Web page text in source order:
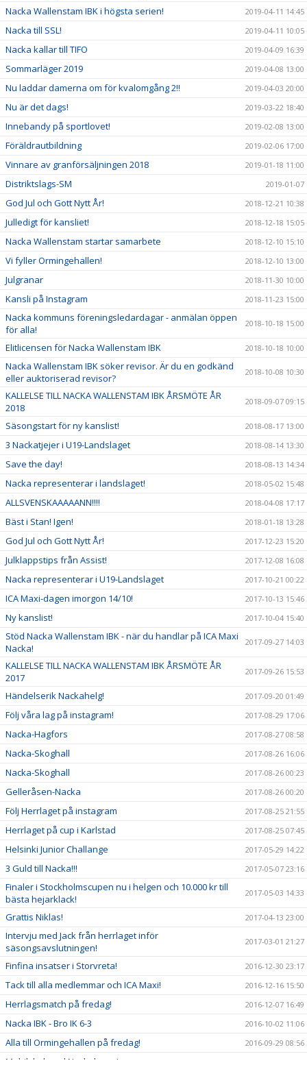
Nacka Wallenstam IBK i högsta serien! 2019-04-11 14:45
Nacka till SSL! 2019-04-11 10:05
Nacka kallar till TIFO 2019-04-09 16:39
Sommarläger 2019 2019-04-08 13:00
Nu laddar damerna om för kvalomgång 2!! 2019-04-03 20:00
Nu är det dags! 2019-03-22 18:40
Innebandy på sportlovet! 2019-02-08 13:00
Föräldrautbildning 2019-02-06 17:00
Vinnare av granförsäljningen 2018 2019-01-18 11:00
Distriktslags-SM 2019-01-07
God Jul och Gott Nytt År! 2018-12-21 10:38
Julledigt för kansliet! 2018-12-18 15:05
Nacka Wallenstam startar samarbete 2018-12-10 15:10
Vi fyller Ormingehallen! 2018-12-10 13:00
Julgranar 2018-11-30 10:00
Kansli på Instagram 2018-11-23 15:00
Nacka kommuns föreningsledardagar - anmälan öppen
för alla!
2018-10-18 15:00
Elitlicensen för Nacka Wallenstam IBK 2018-10-18 10:00
Nacka Wallenstam IBK söker revisor. Är du en godkänd
eller auktoriserad revisor?
2018-10-08 10:30
KALLELSE TILL NACKA WALLENSTAM IBK ÅRSMÖTE ÅR
2018
2018-09-07 09:15
Säsongstart för ny kanslist! 2018-08-17 13:00
3 Nackatjejer i U19-Landslaget 2018-08-14 13:30
Save the day! 2018-08-13 14:34
Nacka representerar i landslaget! 2018-05-02 15:48
ALLSVENSKAAAAANN!!!! 2018-04-08 17:17
Bäst i Stan! Igen! 2018-01-18 13:28
God Jul och Gott Nytt År! 2017-12-23 15:20
Julklappstips från Assist! 2017-12-08 16:08
Nacka representerar i U19-Landslaget 2017-10-21 00:22
ICA Maxi-dagen imorgon 14/10! 2017-10-13 15:46
Ny kanslist! 2017-10-04 15:40
Stöd Nacka Wallenstam IBK - när du handlar på ICA Maxi
Nacka!
2017-09-27 14:03
KALLELSE TILL NACKA WALLENSTAM IBK ÅRSMÖTE ÅR
2017
2017-09-26 15:53
Händelserik Nackahelg! 2017-09-20 01:49
Följ våra lag på instagram! 2017-08-29 17:06
Nacka-Hagfors 2017-08-27 08:58
Nacka-Skoghall 2017-08-26 16:06
Nacka-Skoghall 2017-08-26 00:23
Gelleråsen-Nacka 2017-08-26 00:20
Följ Herrlaget på instagram 2017-08-25 21:55
Herrlaget på cup i Karlstad 2017-08-25 07:45
Helsinki Junior Challange 2017-05-29 14:22
3 Guld till Nacka!!! 2017-05-07 23:16
Finaler i Stockholmscupen nu i helgen och 10.000 kr till
bästa hejarklack!
2017-05-03 14:33
Grattis Niklas! 2017-04-13 23:00
Intervju med Jack från herrlaget inför
säsongsavslutningen!
2017-03-01 21:27
Finfina insatser i Storvreta! 2016-12-30 23:17
Tack till alla medlemmar och ICA Maxi! 2016-12-16 15:50
Herrlagsmatch på fredag! 2016-12-07 16:49
Nacka IBK - Bro IK 6-3 2016-10-02 11:06
Alla till Ormingehallen på fredag! 2016-09-29 08:56
Mobilskal med Nackalogga!